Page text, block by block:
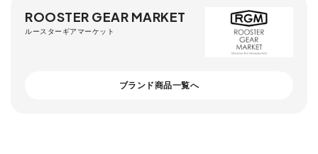
ROOSTER GEAR MARKET
ルースターギアマーケット
ブランド商品一覧へ